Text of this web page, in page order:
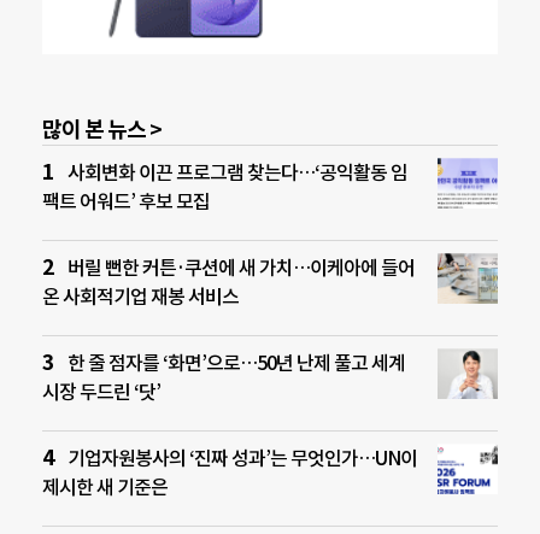
많이 본 뉴스 >
사회변화 이끈 프로그램 찾는다…‘공익활동 임
팩트 어워드’ 후보 모집
버릴 뻔한 커튼·쿠션에 새 가치…이케아에 들어
온 사회적기업 재봉 서비스
한 줄 점자를 ‘화면’으로…50년 난제 풀고 세계
시장 두드린 ‘닷’
기업자원봉사의 ‘진짜 성과’는 무엇인가…UN이
제시한 새 기준은